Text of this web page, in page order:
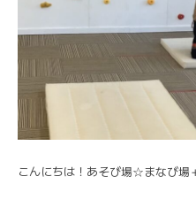
こんにちは！あそび場☆まなび場